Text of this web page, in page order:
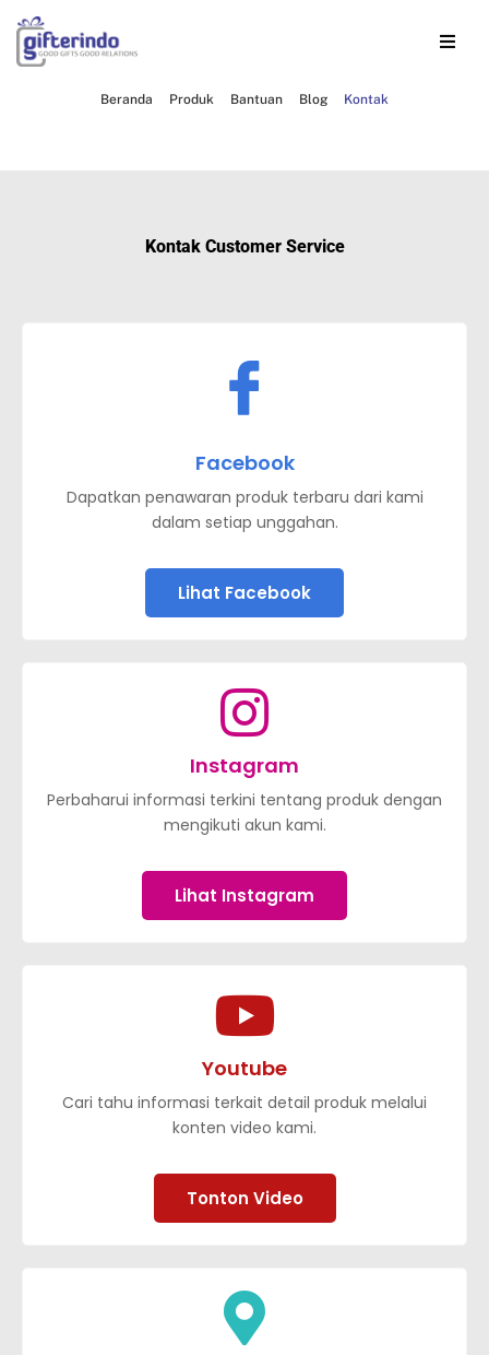
Beranda Produk Bantuan Blog Kontak
Kontak Customer Service
Facebook
Dapatkan penawaran produk terbaru dari kami
dalam setiap unggahan.
Lihat Facebook
Instagram
Perbaharui informasi terkini tentang produk dengan
mengikuti akun kami.
Lihat Instagram
Youtube
Cari tahu informasi terkait detail produk melalui
konten video kami.
Tonton Video